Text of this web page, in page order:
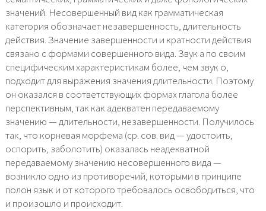
значений. Несовершенный вид как грамматическая
категория обозначает незавершенность, длительность
действия. Значение завершенности и кратности действия
связано с формами совершенного вида. Звук а по своим
специфическим характеристикам более, чем звук о,
подходит для выражения значения длительности. Поэтому
он оказался в соответствующих формах глагола более
перспективным, так как адекватен передаваемому
значению — длительности, незавершенности. Получилось
так, что корневая морфема (ср. сов. вид — удостоить,
оспорить, заболотить) оказалась неадекватной
передаваемому значению несовершенного вида —
возникло одно из противоречий, которыми в принципе
полон язык и от которого требовалось освободиться, что
и произошло и происходит.